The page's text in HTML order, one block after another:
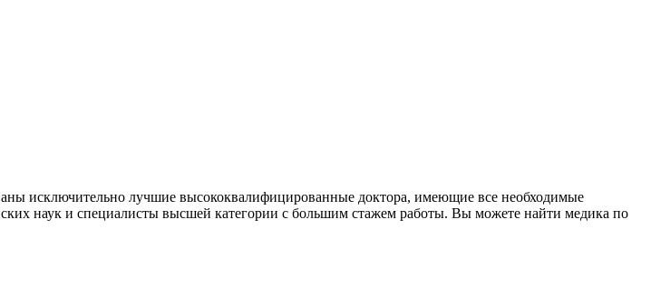
исключительно лучшие высококвалифицированные доктора, имеющие все необходимые
наук и специалисты высшей категории с большим стажем работы. Вы можете найти медика по